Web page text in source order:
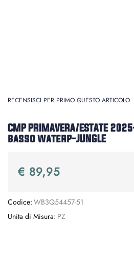
RECENSISCI PER PRIMO QUESTO ARTICOLO
CMP PRIMAVERA/ESTATE
basso waterp-JUNGLE
€ 89,95
Codice: WB3Q54457-51
Unita di Misura: PZ